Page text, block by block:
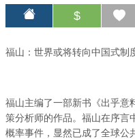
$
福山：世界或将转向中国式制
福山主编了一部新书《出乎意
策分析师的作品。福山在序言
概率事件，显然已成了全球公